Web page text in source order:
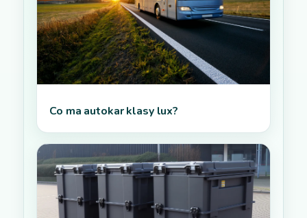
Co ma autokar klasy lux?